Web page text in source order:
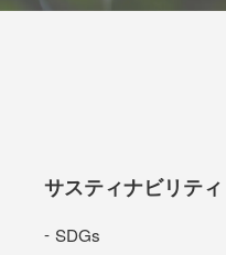
サスティナビリティ
SDGs